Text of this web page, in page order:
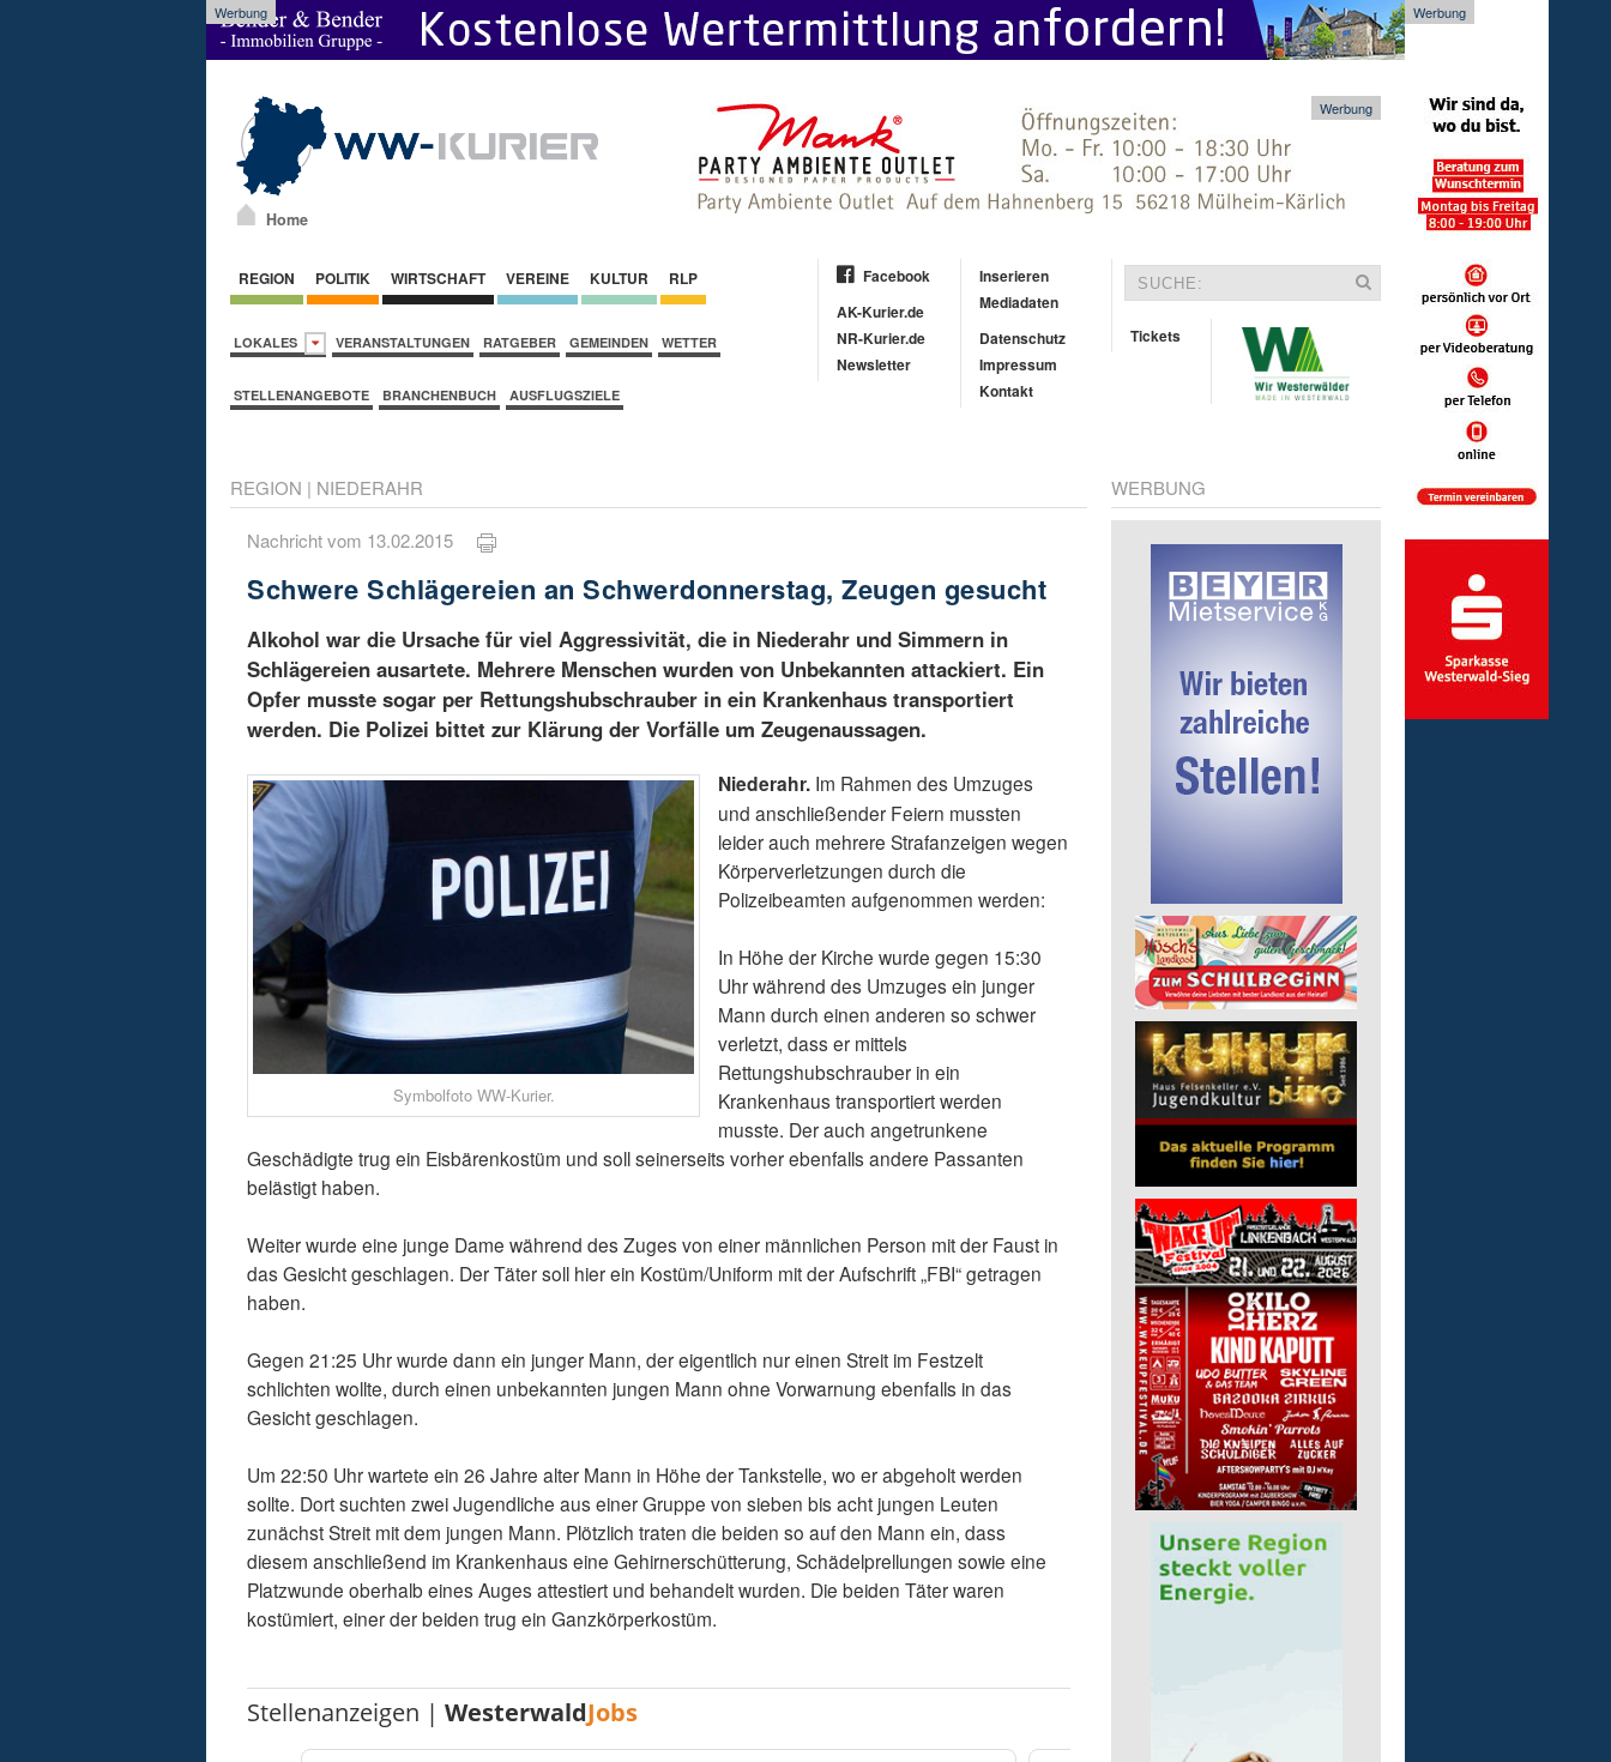
Werbung Werbung
Home
Werbung
REGION POLITIK WIRTSCHAFT VEREINE KULTUR RLP
LOKALES VERANSTALTUNGEN RATGEBER GEMEINDEN WETTER
STELLENANGEBOTE BRANCHENBUCH AUSFLUGSZIELE
Facebook
AK-Kurier.de
NR-Kurier.de
Newsletter
Inserieren
Mediadaten
Datenschutz
Impressum
Kontakt
Tickets
REGION | NIEDERAHR
Nachricht vom 13.02.2015
Schwere Schlägereien an Schwerdonnerstag, Zeugen gesucht
Alkohol war die Ursache für viel Aggressivität, die in Niederahr und Simmern in
Schlägereien ausartete. Mehrere Menschen wurden von Unbekannten attackiert. Ein
Opfer musste sogar per Rettungshubschrauber in ein Krankenhaus transportiert
werden. Die Polizei bittet zur Klärung der Vorfälle um Zeugenaussagen.
Symbolfoto WW-Kurier.
Niederahr.Im Rahmen des Umzuges
und anschließender Feiern mussten
leider auch mehrere Strafanzeigen wegen
Körperverletzungen durch die
Polizeibeamten aufgenommen werden:
In Höhe der Kirche wurde gegen 15:30
Uhr während des Umzuges ein junger
Mann durch einen anderen so schwer
verletzt, dass er mittels
Rettungshubschrauber in ein
Krankenhaus transportiert werden
musste. Der auch angetrunkene
Geschädigte trug ein Eisbärenkostüm und soll seinerseits vorher ebenfalls andere Passanten
belästigt haben.
Weiter wurde eine junge Dame während des Zuges von einer männlichen Person mit der Faust in
das Gesicht geschlagen. Der Täter soll hier ein Kostüm/Uniform mit der Aufschrift „FBI“ getragen
haben.
Gegen 21:25 Uhr wurde dann ein junger Mann, der eigentlich nur einen Streit im Festzelt
schlichten wollte, durch einen unbekannten jungen Mann ohne Vorwarnung ebenfalls in das
Gesicht geschlagen.
Um 22:50 Uhr wartete ein 26 Jahre alter Mann in Höhe der Tankstelle, wo er abgeholt werden
sollte. Dort suchten zwei Jugendliche aus einer Gruppe von sieben bis acht jungen Leuten
zunächst Streit mit dem jungen Mann. Plötzlich traten die beiden so auf den Mann ein, dass
diesem anschließend im Krankenhaus eine Gehirnerschütterung, Schädelprellungen sowie eine
Platzwunde oberhalb eines Auges attestiert und behandelt wurden. Die beiden Täter waren
kostümiert, einer der beiden trug ein Ganzkörperkostüm.
Stellenanzeigen |WesterwaldJobs
WERBUNG